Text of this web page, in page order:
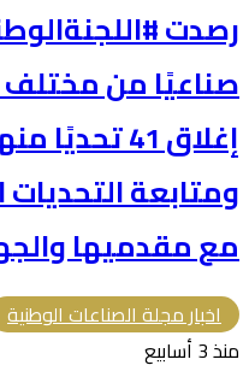
صناعيًا من
إغلاق 41
ومتابعة
مع مقدميها
اخبار مجلة الصناعات الوطنية
منذ 3 أسابيع